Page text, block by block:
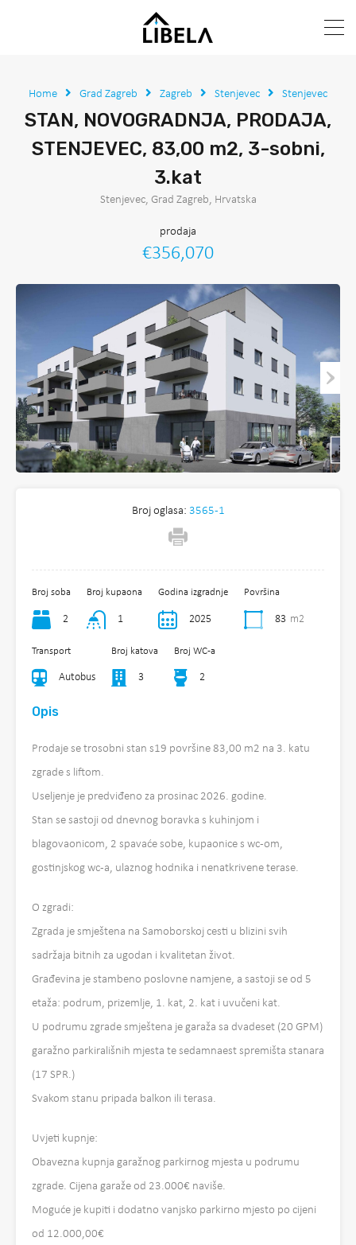
Home Grad Zagreb Zagreb Stenjevec Stenjevec
STAN, NOVOGRADNJA, PRODAJA,
STENJEVEC, 83,00 m2, 3-sobni,
3.kat
Stenjevec, Grad Zagreb, Hrvatska
prodaja
€356,070
Broj oglasa: 3565-1
Broj soba
2
Broj kupaona
1
Godina izgradnje
2025
Površina
83 m2
Transport
Autobus
Broj katova
3
Broj WC-a
2
Opis
Prodaje se trosobni stan s19 površine 83,00 m2 na 3. katu
zgrade s liftom.
Useljenje je predviđeno za prosinac 2026. godine.
Stan se sastoji od dnevnog boravka s kuhinjom i
blagovaonicom, 2 spavaće sobe, kupaonice s wc-om,
gostinjskog wc-a, ulaznog hodnika i nenatkrivene terase.
O zgradi:
Zgrada je smještena na Samoborskoj cesti u blizini svih
sadržaja bitnih za ugodan i kvalitetan život.
Građevina je stambeno poslovne namjene, a sastoji se od 5
etaža: podrum, prizemlje, 1. kat, 2. kat i uvučeni kat.
U podrumu zgrade smještena je garaža sa dvadeset (20 GPM)
garažno parkirališnih mjesta te sedamnaest spremišta stanara
(17 SPR.)
Svakom stanu pripada balkon ili terasa.
Uvjeti kupnje:
Obavezna kupnja garažnog parkirnog mjesta u podrumu
zgrade. Cijena garaže od 23.000€ naviše.
Moguće je kupiti i dodatno vanjsko parkirno mjesto po cijeni
od 12.000,00€